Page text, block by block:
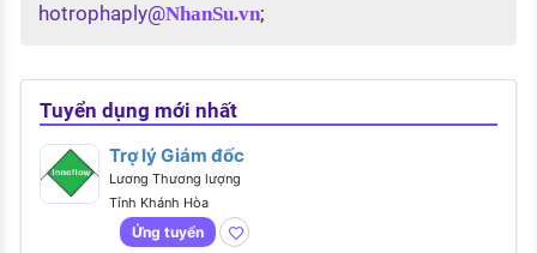
hotrophaply@NhanSu.vn;
Tuyển dụng mới nhất
Trợ lý Giám đốc
Lương Thương lượng
Tỉnh Khánh Hòa
Ứng tuyển